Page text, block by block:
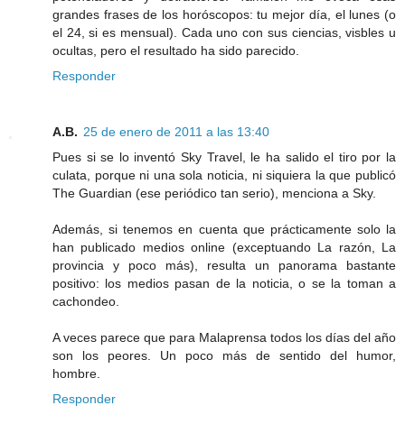
grandes frases de los horóscopos: tu mejor día, el lunes (o
el 24, si es mensual). Cada uno con sus ciencias, visbles u
ocultas, pero el resultado ha sido parecido.
Responder
A.B. 25 de enero de 2011 a las 13:40
Pues si se lo inventó Sky Travel, le ha salido el tiro por la
culata, porque ni una sola noticia, ni siquiera la que publicó
The Guardian (ese periódico tan serio), menciona a Sky.
Además, si tenemos en cuenta que prácticamente solo la
han publicado medios online (exceptuando La razón, La
provincia y poco más), resulta un panorama bastante
positivo: los medios pasan de la noticia, o se la toman a
cachondeo.
A veces parece que para Malaprensa todos los días del año
son los peores. Un poco más de sentido del humor,
hombre.
Responder